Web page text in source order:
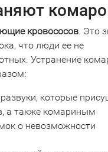
кровососов. Это
что люди ее не
Устранение
которые
а также комариным
о невозможности